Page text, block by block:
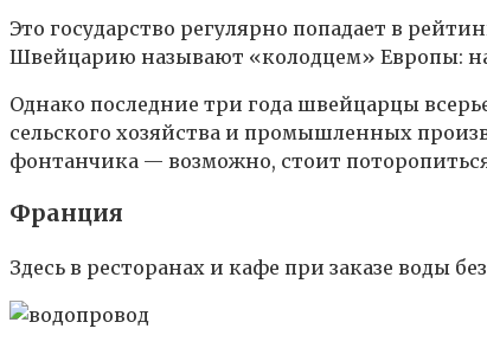
Это государство регулярно попадает в
Швейцарию называют «колодцем» Европы: на
Однако последние три года швейцарцы
сельского хозяйства и промышленных
фонтанчика — возможно, стоит
Франция
Здесь в ресторанах и кафе при заказе воды